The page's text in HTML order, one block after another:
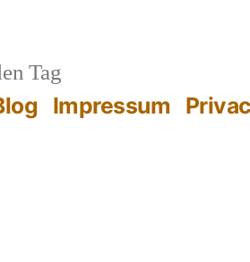
Tag
Impressum